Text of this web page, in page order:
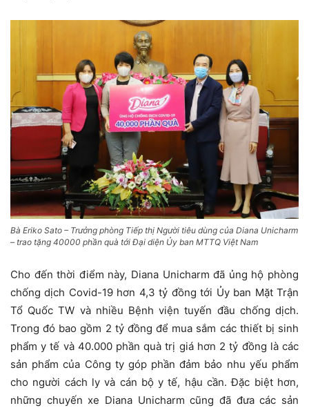
Bà Eriko Sato – Trưởng phòng Tiếp thị Người tiêu dùng của Diana Unicharm
– trao tặng 40000 phần quà tới Đại diện Ủy ban MTTQ Việt Nam
Cho đến thời điểm này, Diana Unicharm đã ủng hộ phòng
chống dịch Covid-19 hơn 4,3 tỷ đồng tới Ủy ban Mặt Trận
Tổ Quốc TW và nhiều Bệnh viện tuyến đầu chống dịch.
Trong đó bao gồm 2 tỷ đồng để mua sắm các thiết bị sinh
phẩm y tế và 40.000 phần quà trị giá hơn 2 tỷ đồng là các
sản phẩm của Công ty góp phần đảm bảo nhu yếu phẩm
cho người cách ly và cán bộ y tế, hậu cần. Đặc biệt hơn,
những chuyến xe Diana Unicharm cũng đã đưa các sản